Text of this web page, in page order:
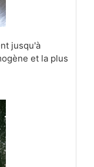
jusqu'à
et la plus